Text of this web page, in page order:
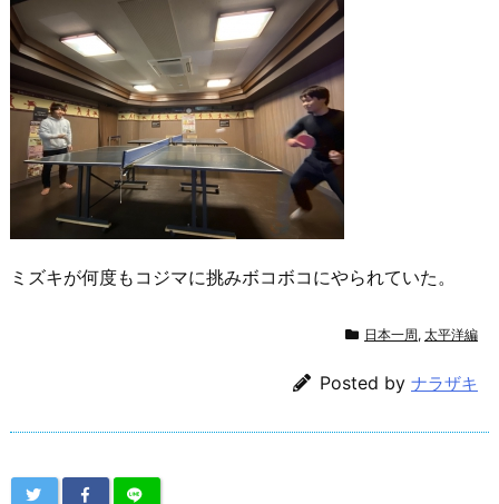
ミズキが何度もコジマに挑みボコボコにやられていた。
日本一周, 太平洋編
Posted by ナラザキ